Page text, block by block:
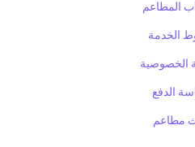
المطاعم
الخدمة
الخصوصية
الدفع
مطاعم